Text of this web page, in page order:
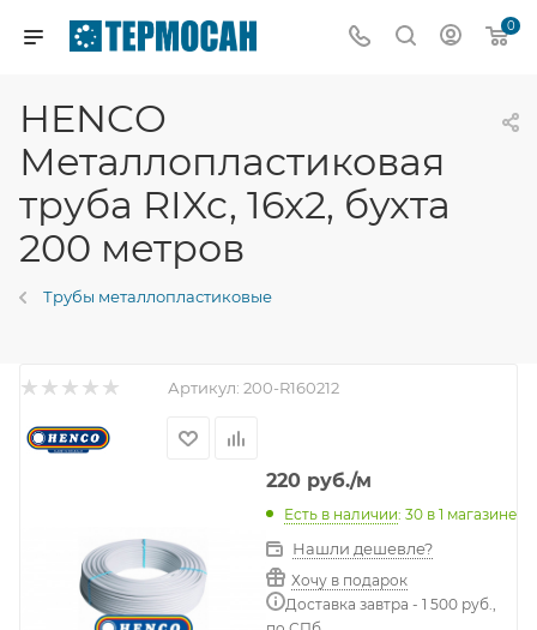
0
HENCO
Металлопластиковая
труба RIXc, 16х2, бухта
200 метров
Трубы металлопластиковые
Артикул: 200-R160212
220 руб./м
Есть в наличии: 30 в 1 магазине
Нашли дешевле?
Хочу в подарок
Доставка завтра - 1 500 руб.,